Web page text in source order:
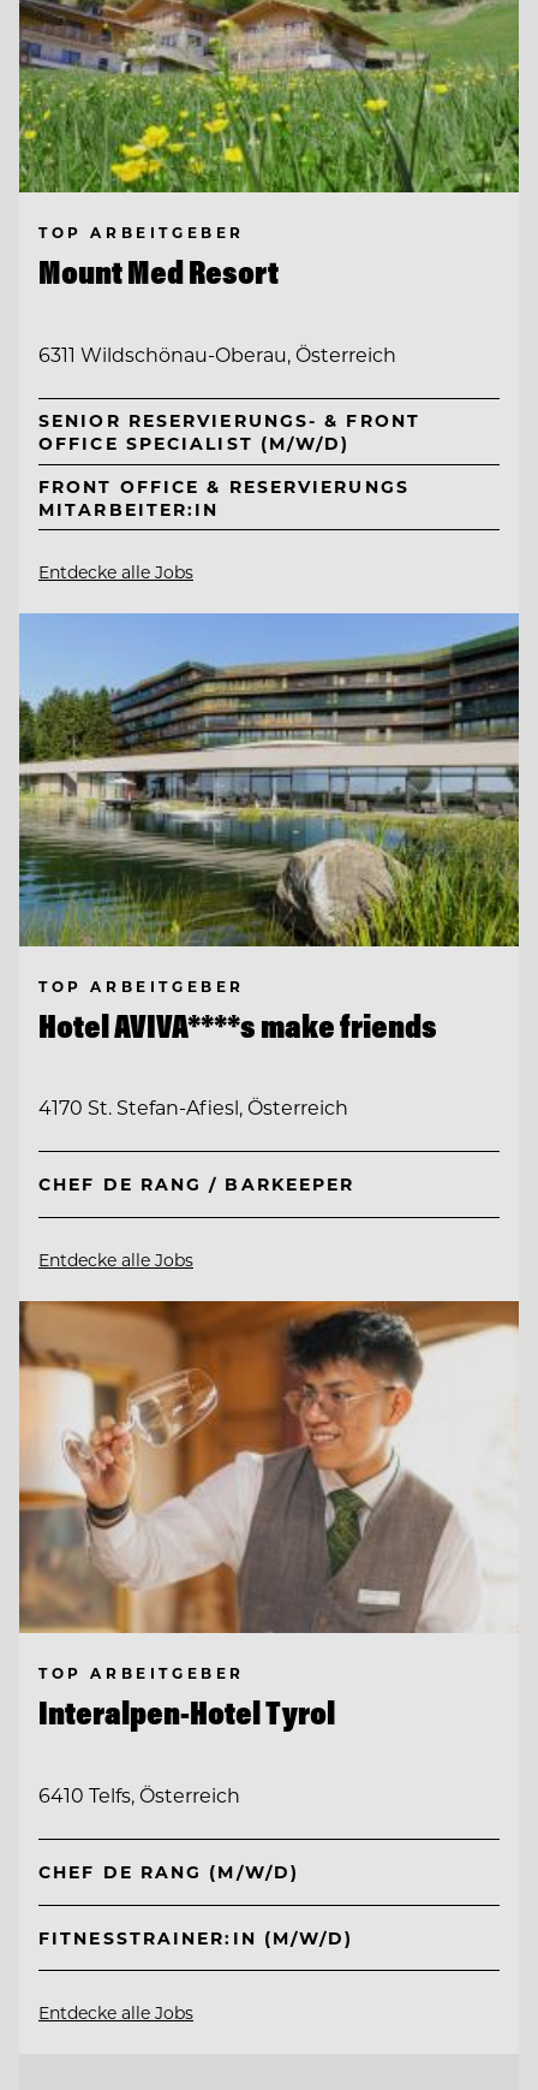
TOP ARBEITGEBER
Mount Med Resort
6311 Wildschönau-Oberau, Österreich
SENIOR RESERVIERUNGS- & FRONT
OFFICE SPECIALIST (M/W/D)
FRONT OFFICE & RESERVIERUNGS
MITARBEITER:IN
Entdecke alle Jobs
TOP ARBEITGEBER
Hotel AVIVA****s make friends
4170 St. Stefan-Afiesl, Österreich
CHEF DE RANG / BARKEEPER
Entdecke alle Jobs
TOP ARBEITGEBER
Interalpen-Hotel Tyrol
6410 Telfs, Österreich
CHEF DE RANG (M/W/D)
FITNESSTRAINER:IN (M/W/D)
Entdecke alle Jobs